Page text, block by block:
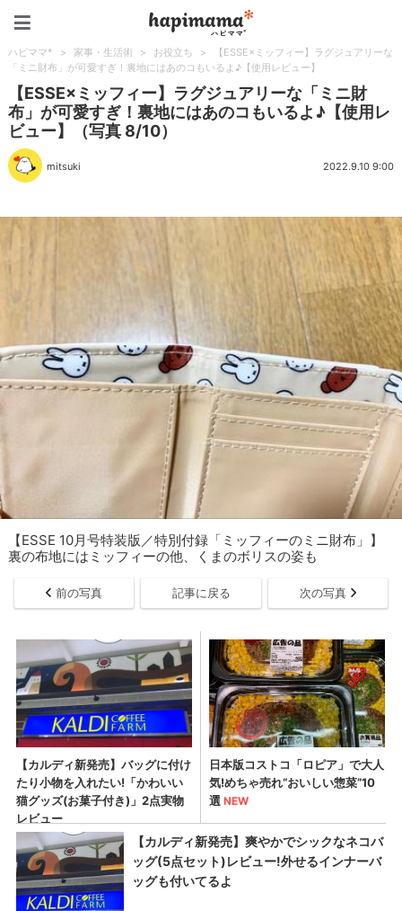
ハピママ* > 家事・生活術 > お役立ち >
【ESSE×ミッフィー】ラグジュアリーな
「ミニ財布」が可愛すぎ！裏地にはあのコもいるよ♪【使用レビュー】
【ESSE×ミッフィー】ラグジュアリーな「ミニ財
布」が可愛すぎ！裏地にはあのコもいるよ♪【使用レ
ビュー】（写真 8/10）
mitsuki 2022.9.10 9:00
【ESSE 10月号特装版／特別付録「ミッフィーのミニ財布」】
裏の布地にはミッフィーの他、くまのボリスの姿も
前の写真 記事に戻る 次の写真